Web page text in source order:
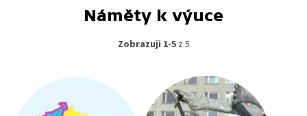
Náměty k výuce
Zobrazuji 1-5z 5